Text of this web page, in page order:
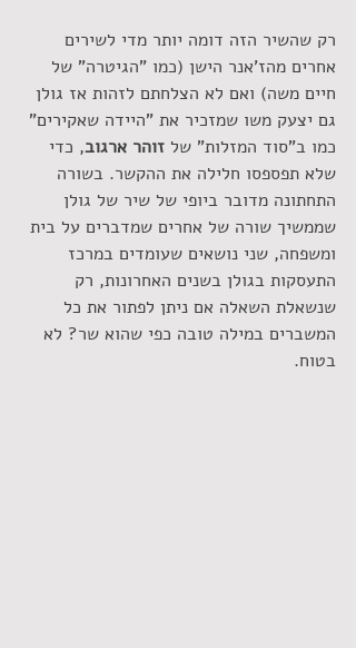
רק שהשיר הזה דומה יותר מדי לשירים
אחרים מהז'אנר הישן (כמו "הגיטרה" של
חיים משה) ואם לא הצלחתם לזהות אז גולן
גם יצעק משו שמזכיר את "היידה שאקירים"
כמו ב"סוד המזלות" של זוהר ארגוב, כדי
שלא תפספסו חלילה את ההקשר. בשורה
התחתונה מדובר ביופי של שיר של גולן
שממשיך שורה של אחרים שמדברים על בית
ומשפחה, שני נושאים שעומדים במרכז
התעסקות בגולן בשנים האחרונות, רק
שנשאלת השאלה אם ניתן לפתור את כל
המשברים במילה טובה כפי שהוא שר? לא
בטוח.